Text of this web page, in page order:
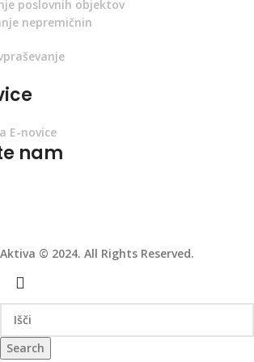
poslovnih objektov
nepremičnin
E-novice
nam
Aktiva © 2024. All Rights Reserved.
Search